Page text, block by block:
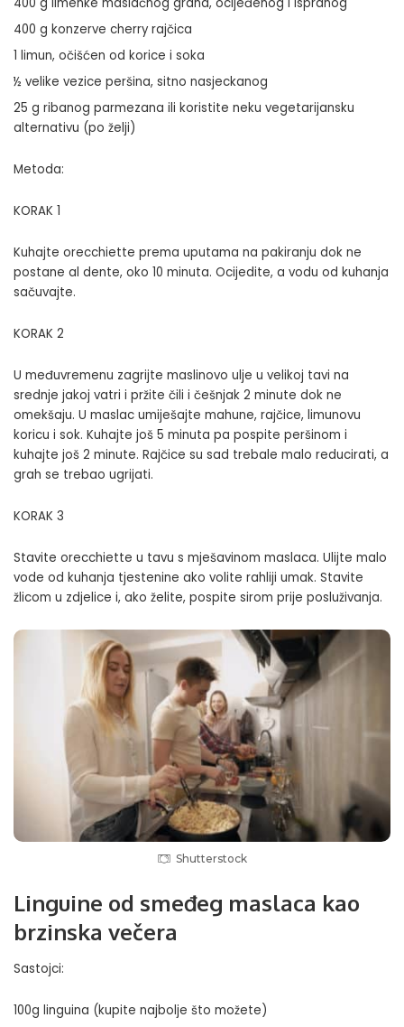
400 g konzerve cherry rajčica
1 limun, očišćen od korice i soka
½ velike vezice peršina, sitno nasjeckanog
25 g ribanog parmezana ili koristite neku vegetarijansku
alternativu (po želji)
Metoda:
KORAK 1
Kuhajte orecchiette prema uputama na pakiranju dok ne
postane al dente, oko 10 minuta. Ocijedite, a vodu od kuhanja
sačuvajte.
KORAK 2
U međuvremenu zagrijte maslinovo ulje u velikoj tavi na
srednje jakoj vatri i pržite čili i češnjak 2 minute dok ne
omekšaju. U maslac umiješajte mahune, rajčice, limunovu
koricu i sok. Kuhajte još 5 minuta pa pospite peršinom i
kuhajte još 2 minute. Rajčice su sad trebale malo reducirati, a
grah se trebao ugrijati.
KORAK 3
Stavite orecchiette u tavu s mješavinom maslaca. Ulijte malo
vode od kuhanja tjestenine ako volite rahliji umak. Stavite
žlicom u zdjelice i, ako želite, pospite sirom prije posluživanja.
Shutterstock
Linguine od smeđeg maslaca kao
brzinska večera
Sastojci:
100g linguina (kupite najbolje što možete)